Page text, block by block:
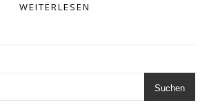
WEITERLESEN
Suchen